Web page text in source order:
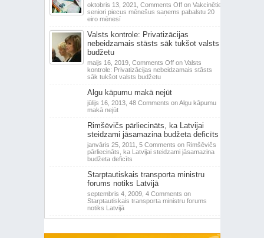
oktobris 13, 2021, Comments Offon Vakcinētie
seniori piecus mēnešus saņems pabalstu 20
eiro mēnesī
Valsts kontrole: Privatizācijas
nebeidzamais stāsts sāk tukšot valsts
budžetu
maijs 16, 2019, Comments Offon Valsts
kontrole: Privatizācijas nebeidzamais stāsts
sāk tukšot valsts budžetu
Algu kāpumu makā nejūt
jūlijs 16, 2013, 48 Comments on Algu kāpumu
makā nejūt
Rimšēvičs pārliecināts, ka Latvijai
steidzami jāsamazina budžeta deficīts
janvāris 25, 2011, 5 Comments on Rimšēvičs
pārliecināts, ka Latvijai steidzami jāsamazina
budžeta deficīts
Starptautiskais transporta ministru
forums notiks Latvijā
septembris 4, 2009, 4 Comments on
Starptautiskais transporta ministru forums
notiks Latvijā